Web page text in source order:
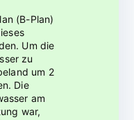
(B-Plan)
Um die
zu
um 2
Die
am
war,